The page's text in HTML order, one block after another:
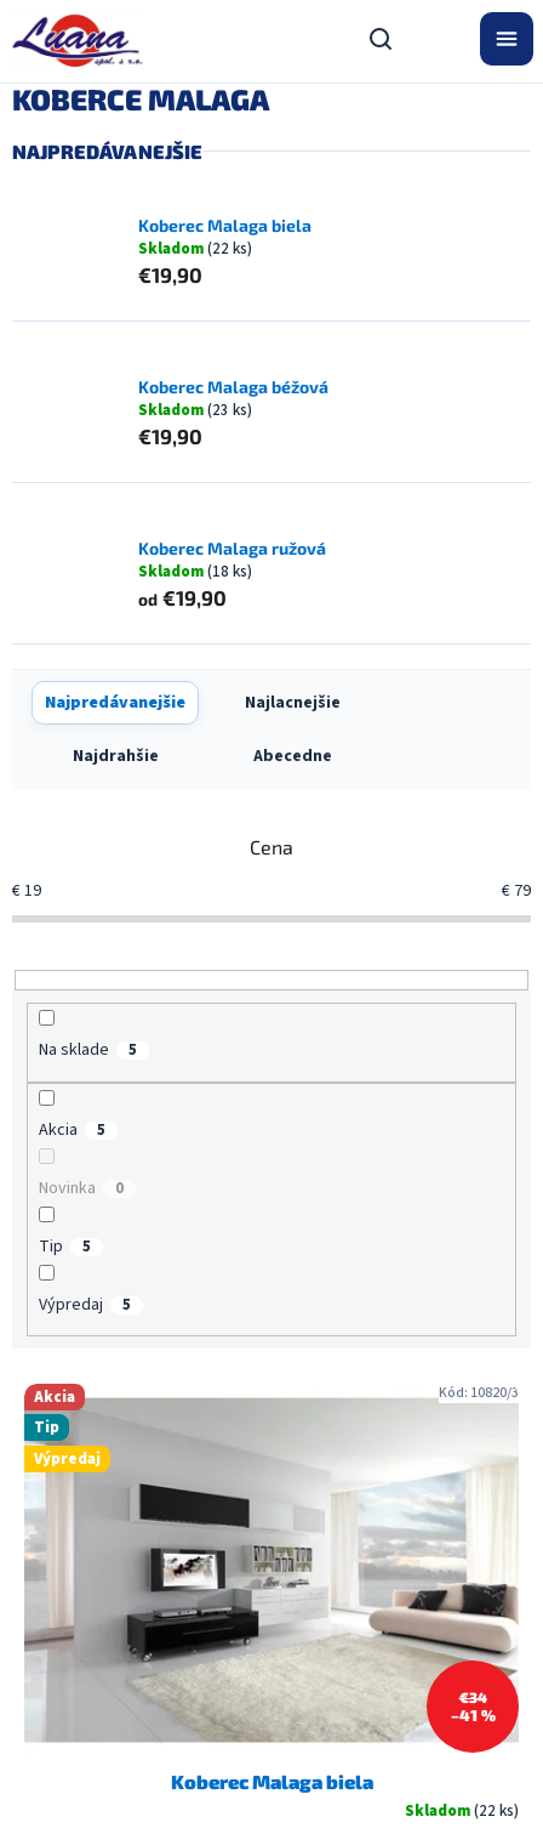
obsah
KOBERCE MALAGA
NAJPREDÁVANEJŠIE
Koberec Malaga biela
Skladom(22 ks)
€19,90
Koberec Malaga béžová
Skladom(23 ks)
€19,90
Koberec Malaga ružová
Skladom(18 ks)
od €19,90
R
a
p
u
k
t
v
Najpredávanejšie Najlacnejšie
Najdrahšie Abecedne
Cena
€19 € 79
Na sklade 5
Akcia 5
Novinka 0
Tip 5
Výpredaj 5
p
p
Akcia
Tip
Výpredaj
€34
–41 %
Koberec Malaga biela
Skladom(22 ks)
Kód: 10820/3